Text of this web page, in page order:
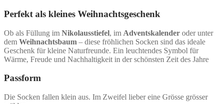
Perfekt als kleines Weihnachtsgeschenk
Ob als Füllung im Nikolausstiefel, im Adventskalender oder unter
dem Weihnachtsbaum – diese fröhlichen Socken sind das ideale
Geschenk für kleine Naturfreunde. Ein leuchtendes Symbol für
Wärme, Freude und Nachhaltigkeit in der schönsten Zeit des Jahre
Passform
Die Socken fallen klein aus. Im Zweifel lieber eine Grösse grösser